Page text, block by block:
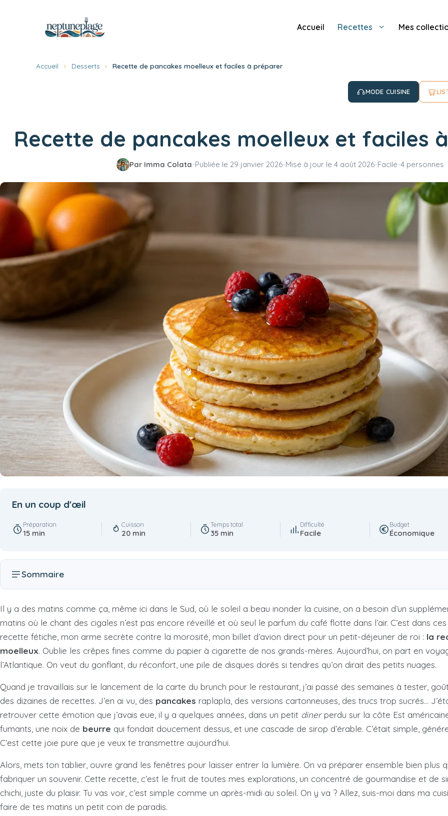
Accueil Recettes Mes
Accueil › Desserts › Recette de pancakes moelleux et faciles à préparer
Recette de pancakes moelleux et faciles
MODE CUISINE
Par Imma Colata•Publiée le 29 janvier 2026•Mise à jour le 4 août 2026•Facile•4 personnes
En un coup d'œil
Préparation
15 min
Cuisson
20 min
Temps total
35 min
Difficulté
Facile
Budget
Économique
Sommaire
Il y a des matins comme ça, même ici dans le Sud, où le soleil a beau inonder la cuisine, on a besoin d’un
matins où le chant des cigales n’est pas encore réveillé et où seul le parfum du café flotte dans l’air. C’est dans
recette fétiche, mon arme secrète contre la morosité, mon billet d’avion direct pour un petit-déjeuner de roi : la
moelleux. Oublie les crêpes fines comme du papier à cigarette de nos grands-mères. Aujourd’hui, on part en
l’Atlantique. On veut du gonflant, du réconfort, une pile de disques dorés si tendres qu’on dirait des petits nuages.
Quand je travaillais sur le lancement de la carte du brunch pour le restaurant, j’ai passé des semaines à tester,
des dizaines de recettes. J’en ai vu, des pancakes raplapla, des versions cartonneuses, des trucs trop sucrés…
retrouver cette émotion que j’avais eue, il y a quelques années, dans un petit dinerperdu sur la côte Est
fumants, une noix de beurre qui fondait doucement dessus, et une cascade de sirop d’érable. C’était simple,
C’est cette joie pure que je veux te transmettre aujourd’hui.
Alors, mets ton tablier, ouvre grand les fenêtres pour laisser entrer la lumière. On va préparer ensemble bien plus
fabriquer un souvenir. Cette recette, c’est le fruit de toutes mes explorations, un concentré de gourmandise et de
chichi, juste du plaisir. Tu vas voir, c’est simple comme un après-midi au soleil. On y va ? Allez, suis-moi dans ma
faire de tes matins un petit coin de paradis.